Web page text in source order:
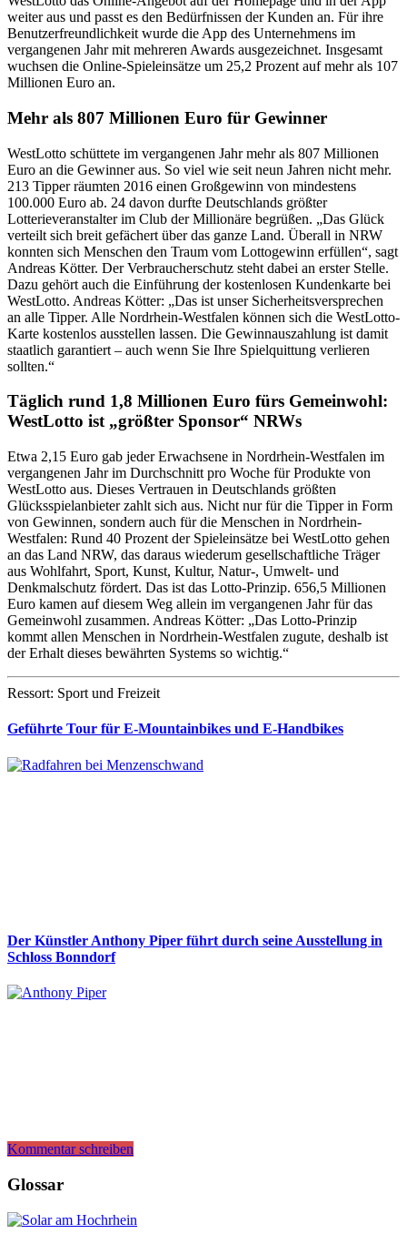
weiter aus und passt es den Bedürfnissen der Kunden an. Für ihre
Benutzerfreundlichkeit wurde die App des Unternehmens im
vergangenen Jahr mit mehreren Awards ausgezeichnet. Insgesamt
wuchsen die Online-Spieleinsätze um 25,2 Prozent auf mehr als 107
Millionen Euro an.
Mehr als 807 Millionen Euro für Gewinner
WestLotto schüttete im vergangenen Jahr mehr als 807 Millionen
Euro an die Gewinner aus. So viel wie seit neun Jahren nicht mehr.
213 Tipper räumten 2016 einen Großgewinn von mindestens
100.000 Euro ab. 24 davon durfte Deutschlands größter
Lotterieveranstalter im Club der Millionäre begrüßen. „Das Glück
verteilt sich breit gefächert über das ganze Land. Überall in NRW
konnten sich Menschen den Traum vom Lottogewinn erfüllen“, sagt
Andreas Kötter. Der Verbraucherschutz steht dabei an erster Stelle.
Dazu gehört auch die Einführung der kostenlosen Kundenkarte bei
WestLotto. Andreas Kötter: „Das ist unser Sicherheitsversprechen
an alle Tipper. Alle Nordrhein-Westfalen können sich die WestLotto-
Karte kostenlos ausstellen lassen. Die Gewinnauszahlung ist damit
staatlich garantiert – auch wenn Sie Ihre Spielquittung verlieren
sollten.“
Täglich rund 1,8 Millionen Euro fürs Gemeinwohl:
WestLotto ist „größter Sponsor“ NRWs
Etwa 2,15 Euro gab jeder Erwachsene in Nordrhein-Westfalen im
vergangenen Jahr im Durchschnitt pro Woche für Produkte von
WestLotto aus. Dieses Vertrauen in Deutschlands größten
Glücksspielanbieter zahlt sich aus. Nicht nur für die Tipper in Form
von Gewinnen, sondern auch für die Menschen in Nordrhein-
Westfalen: Rund 40 Prozent der Spieleinsätze bei WestLotto gehen
an das Land NRW, das daraus wiederum gesellschaftliche Träger
aus Wohlfahrt, Sport, Kunst, Kultur, Natur-, Umwelt- und
Denkmalschutz fördert. Das ist das Lotto-Prinzip. 656,5 Millionen
Euro kamen auf diesem Weg allein im vergangenen Jahr für das
Gemeinwohl zusammen. Andreas Kötter: „Das Lotto-Prinzip
kommt allen Menschen in Nordrhein-Westfalen zugute, deshalb ist
der Erhalt dieses bewährten Systems so wichtig.“
Ressort: Sport und Freizeit
Geführte Tour für E-Mountainbikes und E-Handbikes
Der Künstler Anthony Piper führt durch seine Ausstellung in
Schloss Bonndorf
Kommentar schreiben
Glossar